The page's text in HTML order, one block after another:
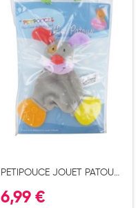
PETIPOUCE JOUET PATOUS
6,99 €